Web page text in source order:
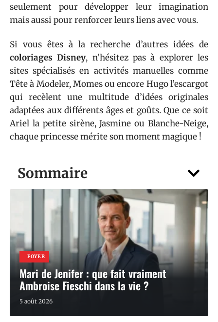
Sommaire
FOYER
Mari de Jenifer : que fait vraiment
Ambroise Fieschi dans la vie ?
5 août 2026
seulement pour développer leur imagination
mais aussi pour renforcer leurs liens avec vous.
Si vous êtes à la recherche d’autres idées de
coloriages Disney, n’hésitez pas à explorer les
sites spécialisés en activités manuelles comme
Tête à Modeler, Momes ou encore Hugo l’escargot
qui recèlent une multitude d’idées originales
adaptées aux différents âges et goûts. Que ce soit
Ariel la petite sirène, Jasmine ou Blanche-Neige,
chaque princesse mérite son moment magique !